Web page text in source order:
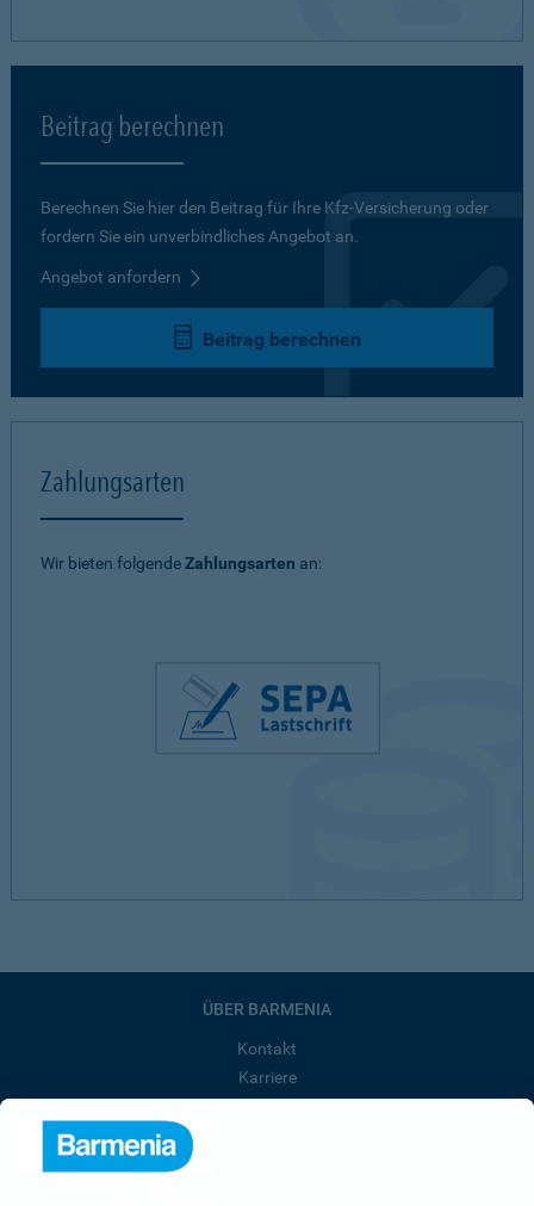
Beitrag berechnen
Berechnen Sie hier den Beitrag für Ihre Kfz-Versicherung oder
fordern Sie ein unverbindliches Angebot an.
Angebot anfordern
Beitrag berechnen
Zahlungsarten
Wir bieten folgendeZahlungsarten an:
ÜBER BARMENIA
Kontakt
Karriere